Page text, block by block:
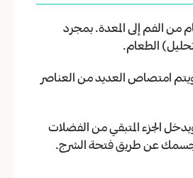
من الفم إلى المعدة. بمجرد
الطعام.
امتصاص العديد من العناصر
الجزء المتبقي من الفضلات
جسمك عن طريق فتحة الشرج.